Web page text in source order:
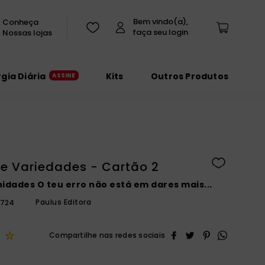
Conheça
Nossas lojas
Diária Kits Outros Produtos
Variedades - Cartão 2
O teu erro não está em dares mais...
Paulus Editora
☆